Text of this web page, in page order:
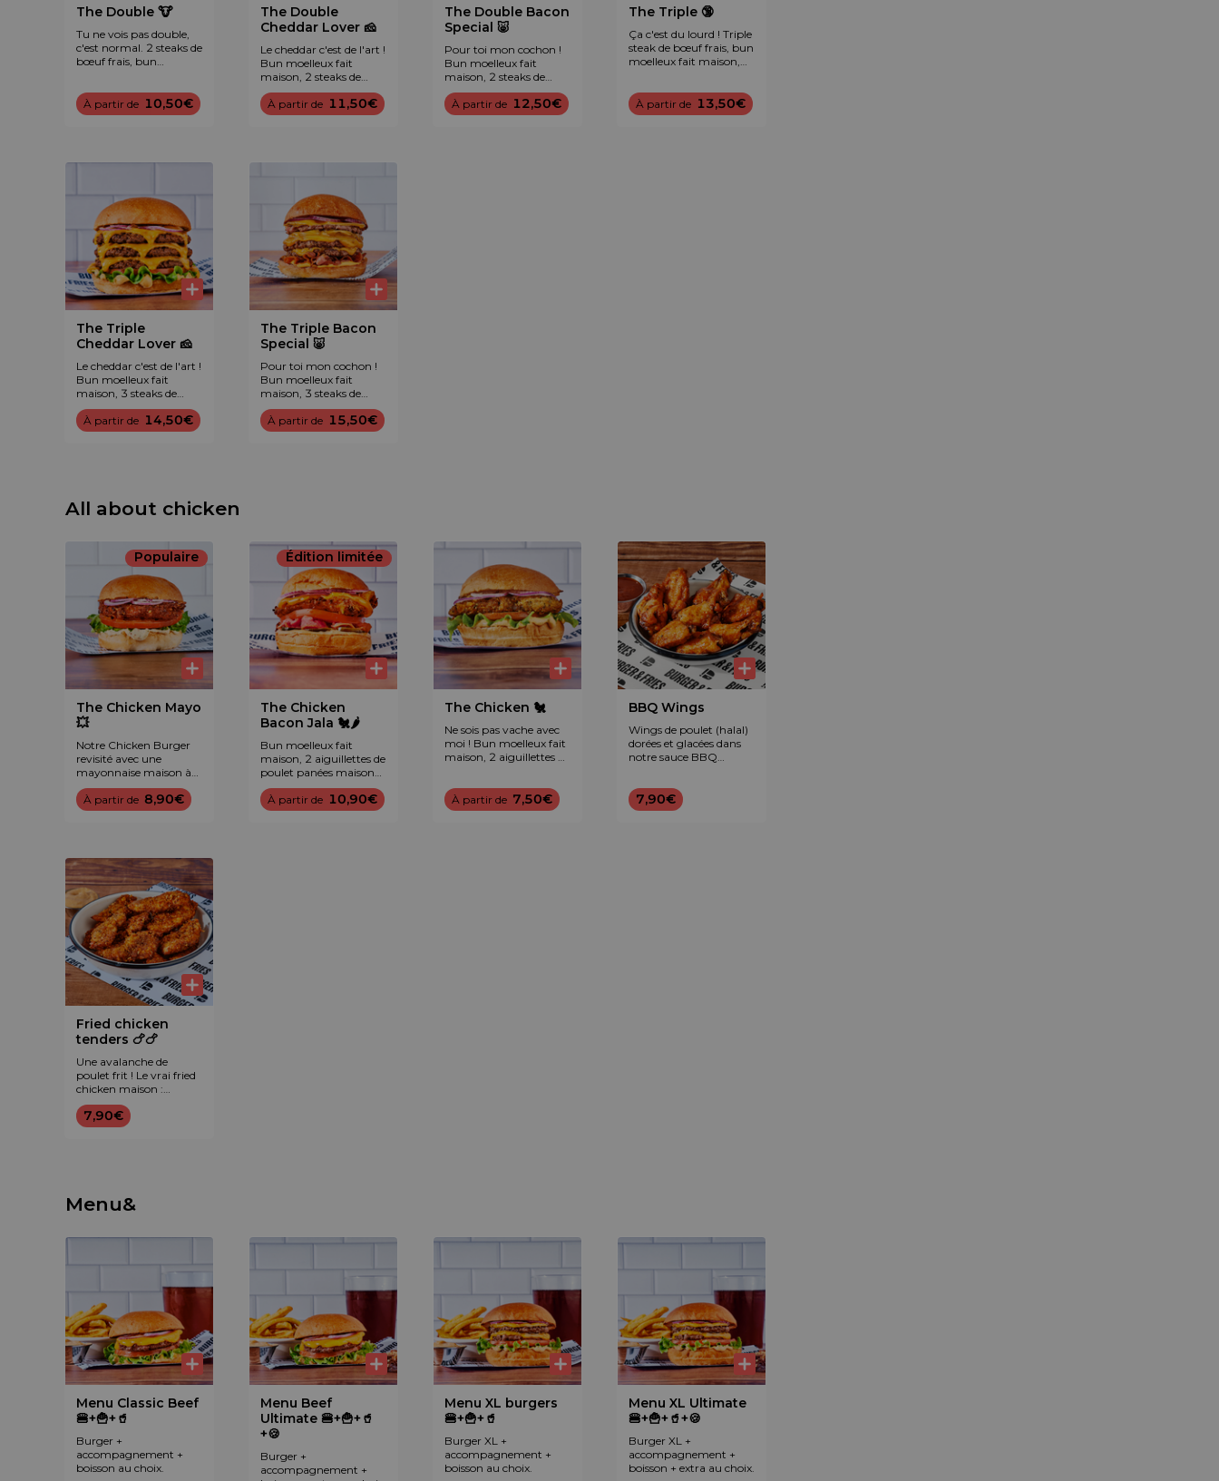
The Double 🐮
Tu ne vois pas double,
c'est normal. 2 steaks de
bœuf frais, bun
tomate, laitue, oignon
rouge et sauce
À partir de 10,50€
The Double
Cheddar Lover 🧀
Le cheddar c'est de l'art !
Bun moelleux fait
maison, 2 steaks de
bœuf frais, avalanche
de cheddar maturé,
tomate, laitue, oignon
À partir de 11,50€
The Double Bacon
Special 🐷
Pour toi mon cochon !
Bun moelleux fait
maison, 2 steaks de
bœuf frais, plein de
bacon, cheddar maturé,
oignon rouge et sauce
À partir de 12,50€
The Triple 🔞
Ça c'est du lourd ! Triple
steak de bœuf frais, bun
moelleux fait maison,
rouge et sauce
légendaire B&F™.
À partir de 13,50€
The Triple
Cheddar Lover 🧀
Le cheddar c'est de l'art !
Bun moelleux fait
maison, 3 steaks de
bœuf frais, avalanche
de cheddar maturé,
tomate, laitue, oignon
À partir de 14,50€
The Triple Bacon
Special 🐷
Pour toi mon cochon !
Bun moelleux fait
maison, 3 steaks de
bœuf frais, plein de
bacon, cheddar maturé,
oignon rouge et sauce
À partir de 15,50€
All about chicken
The Chicken Mayo
💥
Notre Chicken Burger
revisité avec une
mayonnaise maison à
l'ancienne : bun
moelleux fait maison, 2
aiguillettes de poulet
maison B&F™.
À partir de 8,90€
Populaire
The Chicken
Bacon Jala 🐔🌶️
Bun moelleux fait
maison, 2 aiguillettes de
poulet panées maison
(halal), cheddar maturé,
tomate, oignon rouge,
jalapeños, bacon et
À partir de 10,90€
Édition limitée
The Chicken 🐔
Ne sois pas vache avec
moi ! Bun moelleux fait
maison, 2 aiguillettes de
oignon rouge et sauce
légendaire B&F™.
À partir de 7,50€
BBQ Wings
Wings de poulet (halal)
dorées et glacées dans
notre sauce BBQ
légèrement relevées.
7,90€
Fried chicken
tenders 🍗🍗
Une avalanche de
poulet frit ! Le vrai fried
chicken maison :
aiguillettes de poulet
marinées et panées
maison (halal),
7,90€
Menu&
Menu Classic Beef
🍔+🍟+🥤
Burger +
accompagnement +
boisson au choix.
Menu Beef
Ultimate 🍔+🍟+🥤
+🍪
Burger +
accompagnement +
Menu XL burgers
🍔+🍟+🥤
Burger XL +
accompagnement +
boisson au choix.
Menu XL Ultimate
🍔+🍟+🥤+🍪
Burger XL +
accompagnement +
boisson + extra au choix.